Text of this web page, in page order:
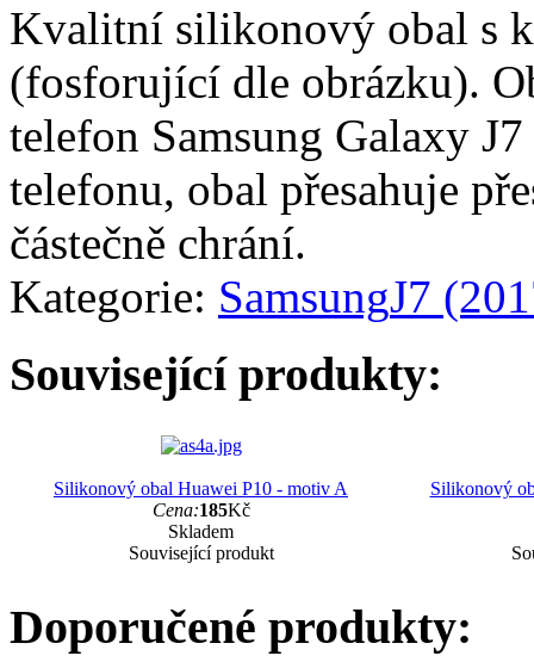
Kvalitní silikonový obal s
(fosforující dle obrázku).
telefon Samsung Galaxy
telefonu, obal přesahuje
částečně chrání.
Kategorie: SamsungJ7
Související produkty:
Silikonový obal Huawei P10 - motiv A
Cena:185Kč
Skladem
Související produkt
Silikonový
Doporučené produkty: